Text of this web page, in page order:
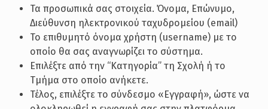
Τα προσωπικά σας στοιχεία. Όνομα, Επώνυμο,
Διεύθυνση ηλεκτρονικού ταχυδρομείου (email)
Το επιθυμητό όνομα χρήστη (username) με το
οποίο θα σας αναγνωρίζει το σύστημα.
Επιλέξτε από την “Κατηγορία” τη Σχολή ή το
Τμήμα στο οποίο ανήκετε.
Τέλος, επιλέξτε το σύνδεσμο «Εγγραφή», ώστε να